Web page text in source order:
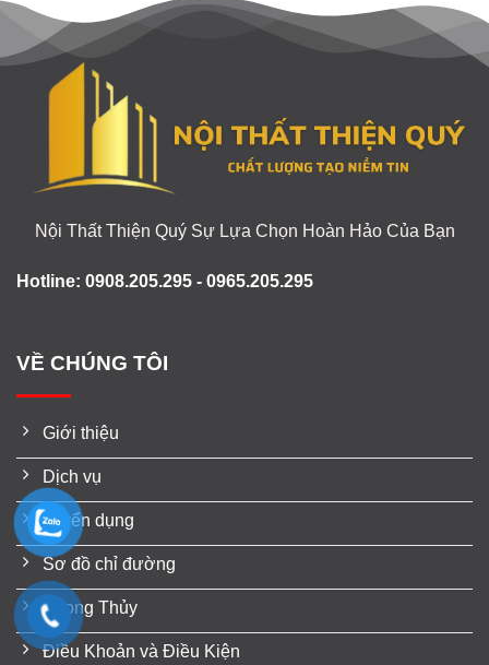
Nội Thất Thiện Quý Sự Lựa Chọn Hoàn Hảo Của Bạn
Hotline: 0908.205.295 - 0965.205.295
VỀ CHÚNG TÔI
Giới thiệu
Dịch vụ
Tuyển dụng
Sơ đồ chỉ đường
Phong Thủy
Điều Khoản và Điều Kiện